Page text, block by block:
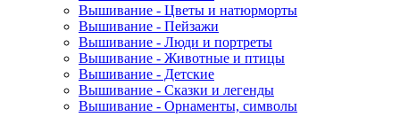
Вышивание - Цветы и натюрморты
Вышивание - Пейзажи
Вышивание - Люди и портреты
Вышивание - Животные и птицы
Вышивание - Детские
Вышивание - Сказки и легенды
Вышивание - Орнаменты, символы